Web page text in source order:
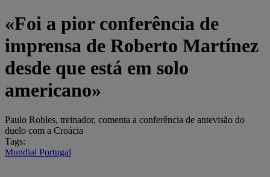
«Foi a pior conferência de
imprensa de Roberto Martínez
desde que está em solo
americano»
Paulo Robles, treinador, comenta a conferência de antevisão do
duelo com a Croácia
Tags:
Mundial Portugal